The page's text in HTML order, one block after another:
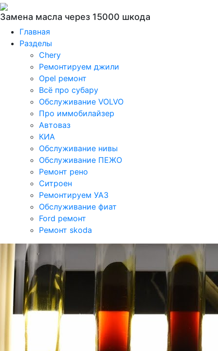
Замена масла через 15000 шкода
Главная
Разделы
Chery
Ремонтируем джили
Opel ремонт
Всё про субару
Обслуживание VOLVO
Про иммобилайзер
Автоваз
КИА
Обслуживание нивы
Обслуживание ПЕЖО
Ремонт рено
Ситроен
Ремонтируем УАЗ
Обслуживание фиат
Ford ремонт
Ремонт skoda